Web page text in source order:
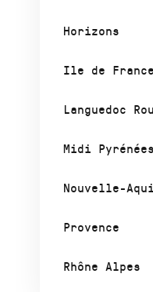
Horizons
Ile de France
Languedoc
Midi Pyrénées
Nouvelle-
Provence
Rhône Alpes